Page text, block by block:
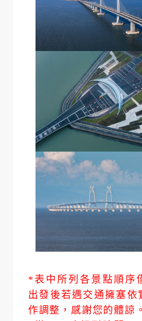
*表中所列各景點順序
出發後若遇交通擁塞依
作調整，感謝您的體諒。